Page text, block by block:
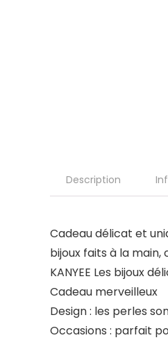
Description
Cadeau délicat et
bijoux faits à la
KANYEE Les bijoux
Cadeau merveilleux
Design: les perles
Occasions : parfait